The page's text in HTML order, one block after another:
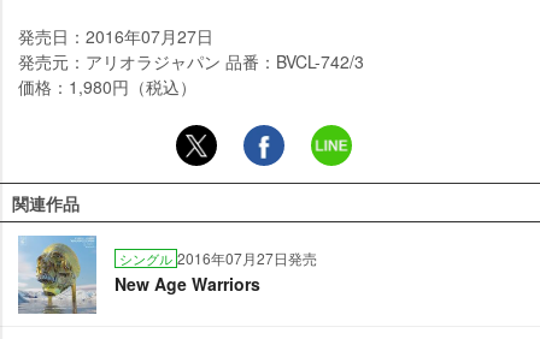
発売日：2016年07月27日
発売元：アリオラジャパン 品番：BVCL-742/3
価格：1,980円（税込）
関連作品
シングル 2016年07月27日発売
New Age Warriors